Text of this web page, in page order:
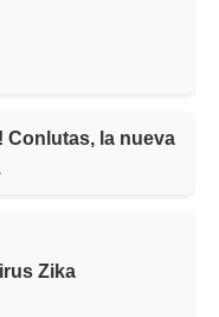
Conlutas, la nueva
Zika